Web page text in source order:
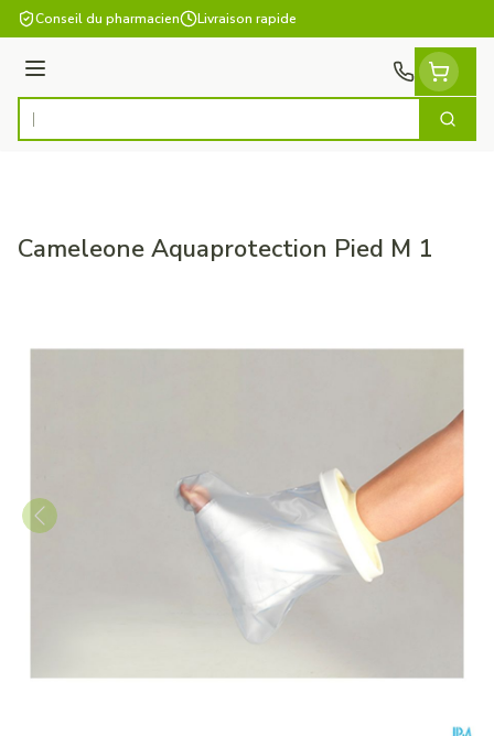
Aller au contenu
Conseil du pharmacien Livraison rapide
Menu
Rechercher
Cameleone Aquaprotection Pied M 1